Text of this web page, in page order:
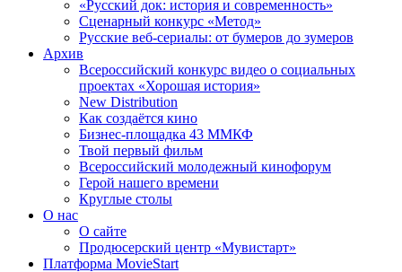
«Русский док: история и современность»
Сценарный конкурс «Метод»
Русские веб-сериалы: от бумеров до зумеров
Архив
Всероссийский конкурс видео о социальных
проектах «Хорошая история»
New Distribution
Как создаётся кино
Бизнес-площадка 43 ММКФ
Твой первый фильм
Всероссийский молодежный кинофорум
Герой нашего времени
Круглые столы
О нас
О сайте
Продюсерский центр «Мувистарт»
Платформа MovieStart